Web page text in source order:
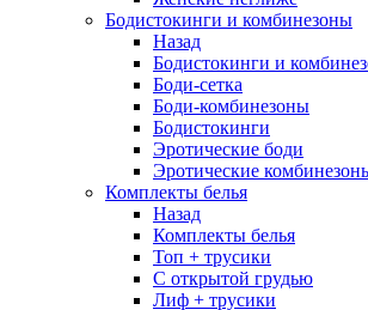
Бодистокинги и комбинезоны
Назад
Бодистокинги и
Боди-сетка
Боди-комбинезоны
Бодистокинги
Эротические боди
Эротические
Комплекты белья
Назад
Комплекты белья
Топ + трусики
С открытой грудью
Лиф + трусики